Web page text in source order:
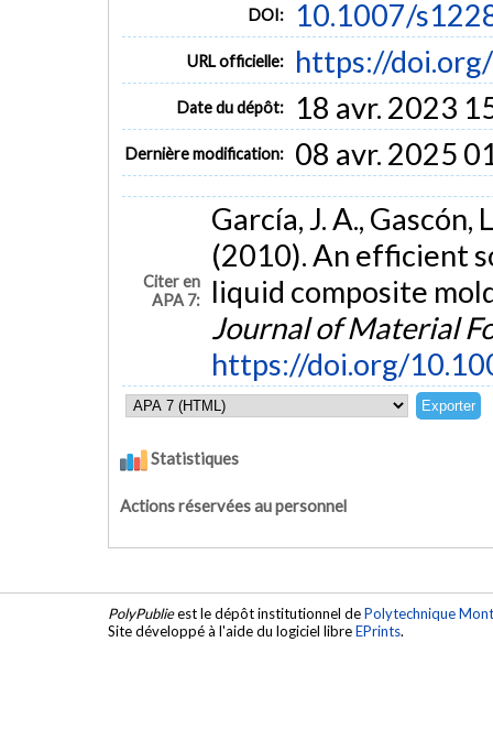
DOI: 10.1007/
URL officielle: https://
Date du dépôt: 18 avr. 2023
Dernière modification: 08 avr. 2025
Citer en
APA 7:
García, J. A., Gascón,
(2010). An efficient
liquid composite
Journal of Material
https://doi.org/
Statistiques
Actions réservées au personnel
PolyPublieest le dépôt institutionnel dePolytechnique
Site développé à l'aide du logiciel libreEPrints.